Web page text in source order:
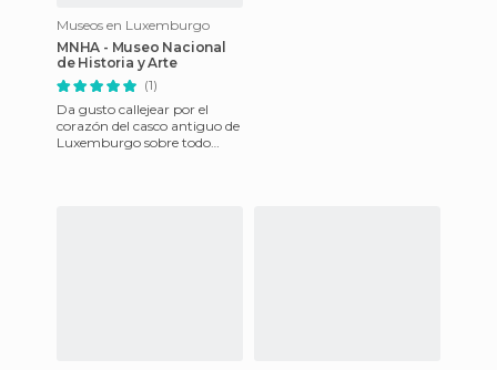
Museos en Luxemburgo
MNHA - Museo Nacional
de Historia y Arte
(1)
Da gusto callejear por el
corazón del casco antiguo de
Luxemburgo sobre todo